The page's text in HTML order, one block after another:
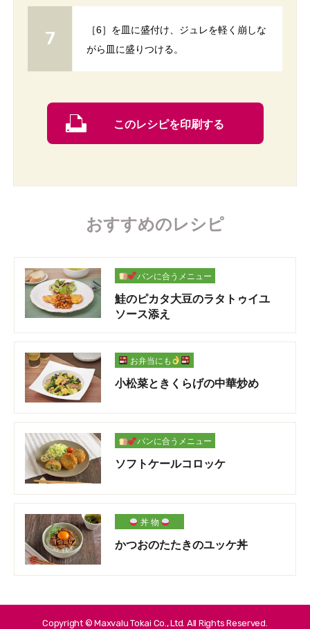
［6］を皿に盛付け、ジュレを軽く崩しな
がら皿に盛りつける。
このレシピを印刷する
おすすめのレシピ
パンに合うメニュー
鮭のピカタ大豆のラタトゥイユ
ソース添え
お弁当にも
小松菜ときくらげの中華炒め
パンに合うメニュー
ソフトケールコロッケ
丼 物
かつおのたたきのユッケ丼
Copyright © Maxvalu Tokai Co., Ltd. All Rights Reserved.